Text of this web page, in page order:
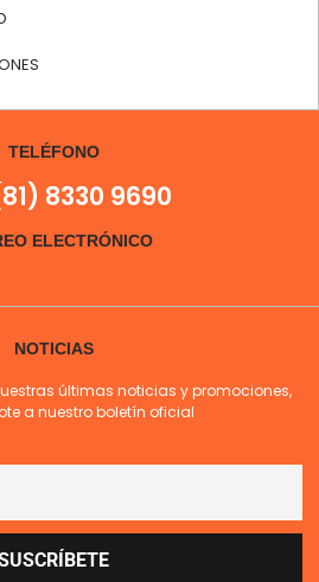
TELÉFONO
8330 9690
ELECTRÓNICO
NOTICIAS
últimas noticias y promociones,
a nuestro boletín oficial